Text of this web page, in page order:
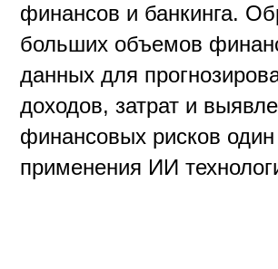
финансов и банкинга.
больших объемов
данных для
доходов, затрат и
финансовых рисков один
применения ИИ